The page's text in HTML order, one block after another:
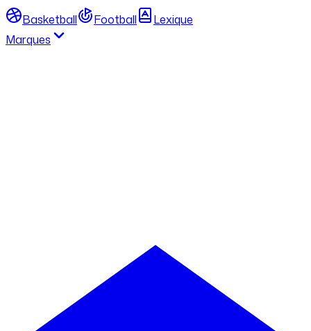
Basketball Football
Lexique
Marques